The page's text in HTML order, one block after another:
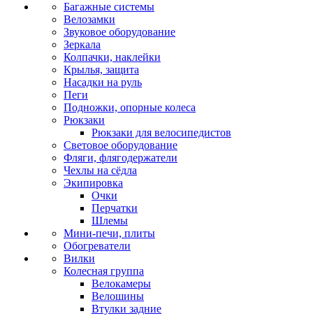
Багажные системы
Велозамки
Звуковое оборудование
Зеркала
Колпачки, наклейки
Крылья, защита
Насадки на руль
Пеги
Подножки, опорные колеса
Рюкзаки
Рюкзаки для велосипедистов
Световое оборудование
Фляги, флягодержатели
Чехлы на сёдла
Экипировка
Очки
Перчатки
Шлемы
Мини-печи, плиты
Обогреватели
Вилки
Колесная группа
Велокамеры
Велошины
Втулки задние